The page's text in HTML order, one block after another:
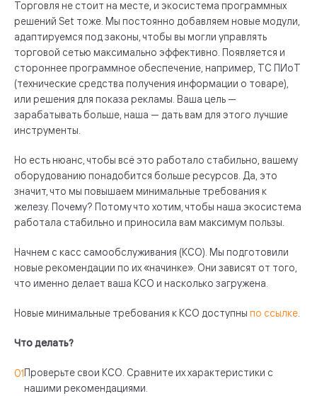
Торговля не стоит на месте, и экосистема программных
решений Set тоже. Мы постоянно добавляем новые модули,
адаптируемся под законы, чтобы вы могли управлять
торговой сетью максимально эффективно. Появляется и
стороннее программное обеспечение, например, ТС ПИоТ
(технические средства получения информации о товаре),
или решения для показа рекламы. Ваша цель —
зарабатывать больше, наша — дать вам для этого лучшие
инструменты.
Но есть нюанс, чтобы всё это работало стабильно, вашему
оборудованию понадобится больше ресурсов. Да, это
значит, что мы повышаем минимальные требования к
железу. Почему? Потому что хотим, чтобы наша экосистема
работала стабильно и приносила вам максимум пользы.
Начнем с касс самообслуживания (КСО). Мы подготовили
новые рекомендации по их «начинке». Они зависят от того,
что именно делает ваша КСО и насколько загружена.
Новые минимальные требования к КСО доступны по ссылке
Что делать?
Проверьте свои КСО. Сравните их характеристики с
нашими рекомендациями.